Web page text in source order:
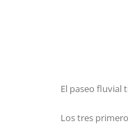
El paseo fluvial
Los tres